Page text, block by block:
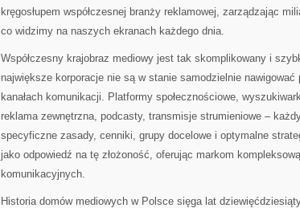
kręgosłupem współczesnej branży reklamowej, zarządzając
co widzimy na naszych ekranach każdego dnia.
Współczesny krajobraz mediowy jest tak skomplikowany i
największe korporacje nie są w stanie samodzielnie
kanałach komunikacji. Platformy społecznościowe,
reklama zewnętrzna, podcasty, transmisje strumieniowe –
specyficzne zasady, cenniki, grupy docelowe i optymalne
jako odpowiedź na tę złożoność, oferując markom
komunikacyjnych.
Historia domów mediowych w Polsce sięga lat